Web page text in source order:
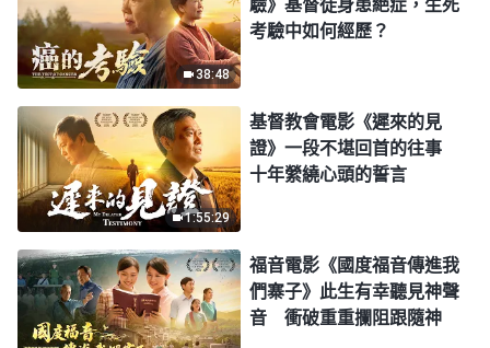
38:48
驗》基督徒身患絶症，生死
考驗中如何經歷？
1:55:29
基督教會電影《遲來的見
證》一段不堪回首的往事
十年縈繞心頭的誓言
福音電影《國度福音傳進我
們寨子》此生有幸聽見神聲
音 衝破重重攔阻跟隨神